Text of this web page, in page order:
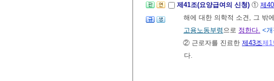
제41조(요양급여의 신청) ① 제
해에 대한 의학적 소견, 그 밖에
고용노동부령 으로 정한다. <
② 근로자를 진료한 제43조제1
다.